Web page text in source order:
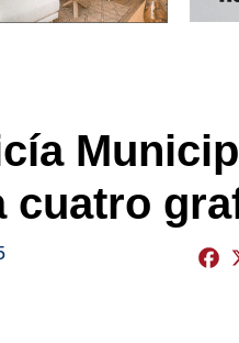
cuatro